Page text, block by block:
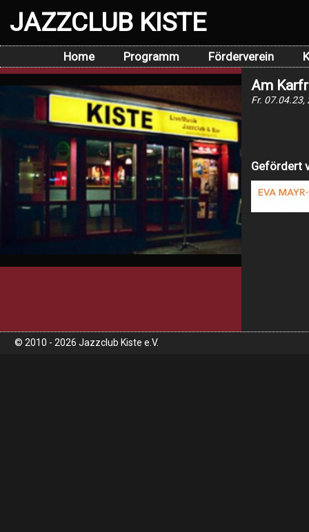
JAZZCLUB KISTE
Home Programm Förderverein
Am
Fr. 07.04.23,
Gefördert
© 2010 - 2026 Jazzclub Kiste e.V.